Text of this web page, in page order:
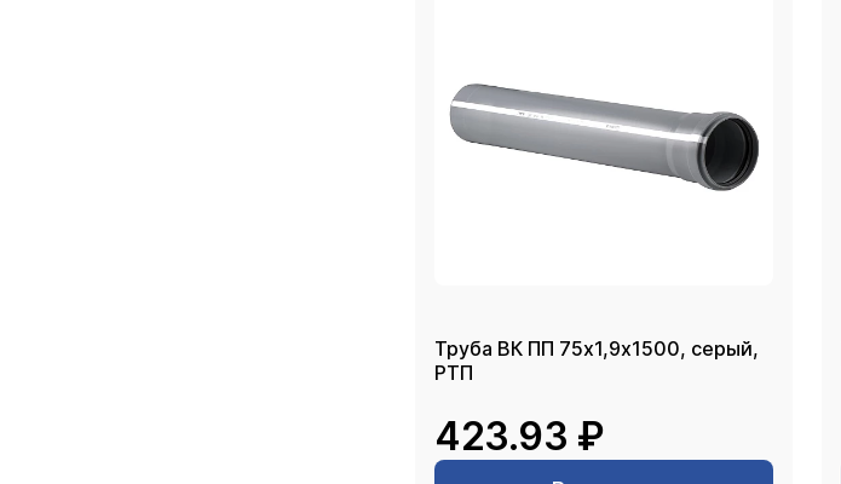
Труба ВК ПП 75х1,9х1500, серый,
РТП
423.93 ₽